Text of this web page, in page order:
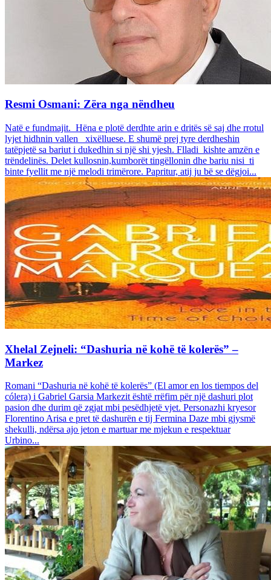
Resmi Osmani: Zëra nga nëndheu
Natë e fundmajit. Hëna e plotë derdhte arin e dritës së saj dhe rrotul
lyjet hidhnin vallen xixëlluese. E shumë prej tyre derdheshin
tatëpjetë sa bariut i dukedhin si një shi yjesh. Flladi kishte amzën e
trëndelinës. Delet kullosnin,kumborët tingëllonin dhe bariu nisi ti
binte fyellit me një melodi trimërore. Papritur, atij ju bë se dëgjoi...
Xhelal Zejneli: “Dashuria në kohë të kolerës” –
Markez
Romani “Dashuria në kohë të kolerës” (El amor en los tiempos del
cólera) i Gabriel Garsia Markezit është rrëfim për një dashuri plot
pasion dhe durim që zgjat mbi pesëdhjetë vjet. Personazhi kryesor
Florentino Arisa e pret të dashurën e tij Fermina Daze mbi gjysmë
shekulli, ndërsa ajo jeton e martuar me mjekun e respektuar
Urbino...